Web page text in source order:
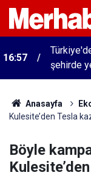
16:57
şehirde
Anasayfa
Kulesite’den Tesla
Böyle